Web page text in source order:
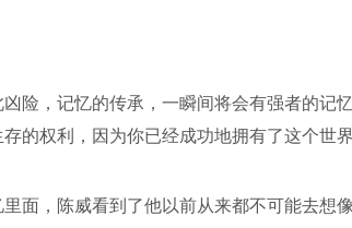
险，记忆的传承，一瞬间将会有强者的记
的权利，因为你已经成功地拥有了这个世
面，陈威看到了他以前从来都不可能去想